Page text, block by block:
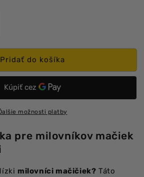
Pridať do košíka
možnosti platby
pre milovníkov mačiek
milovníci mačičiek? Táto